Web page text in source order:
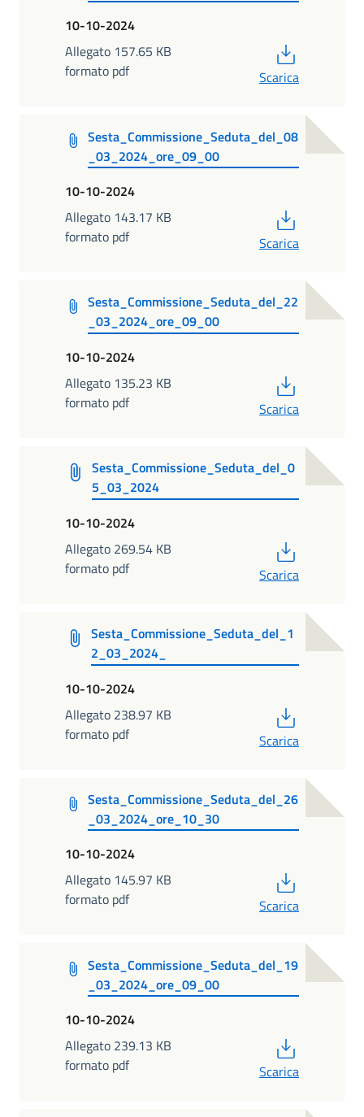
10-10-2024
Allegato 157.65 KB
formato pdf
Scarica
Sesta_Commissione_Seduta_del_08
_03_2024_ore_09_00
10-10-2024
Allegato 143.17 KB
formato pdf
Scarica
Sesta_Commissione_Seduta_del_22
_03_2024_ore_09_00
10-10-2024
Allegato 135.23 KB
formato pdf
Scarica
Sesta_Commissione_Seduta_del_0
5_03_2024
10-10-2024
Allegato 269.54 KB
formato pdf
Scarica
Sesta_Commissione_Seduta_del_1
2_03_2024_
10-10-2024
Allegato 238.97 KB
formato pdf
Scarica
Sesta_Commissione_Seduta_del_26
_03_2024_ore_10_30
10-10-2024
Allegato 145.97 KB
formato pdf
Scarica
Sesta_Commissione_Seduta_del_19
_03_2024_ore_09_00
10-10-2024
Allegato 239.13 KB
formato pdf
Scarica